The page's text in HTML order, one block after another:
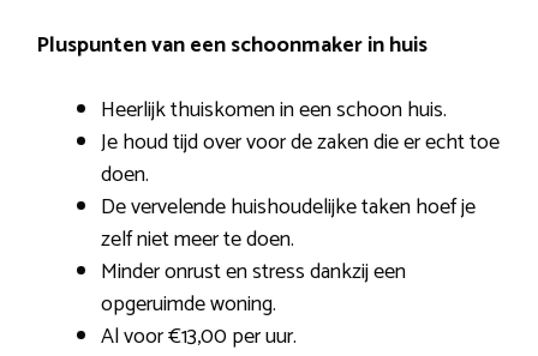
Pluspunten van een schoonmaker in huis
Heerlijk thuiskomen in een schoon huis.
Je houd tijd over voor de zaken die er echt toe
doen.
De vervelende huishoudelijke taken hoef je
zelf niet meer te doen.
Minder onrust en stress dankzij een
opgeruimde woning.
Al voor €13,00 per uur.